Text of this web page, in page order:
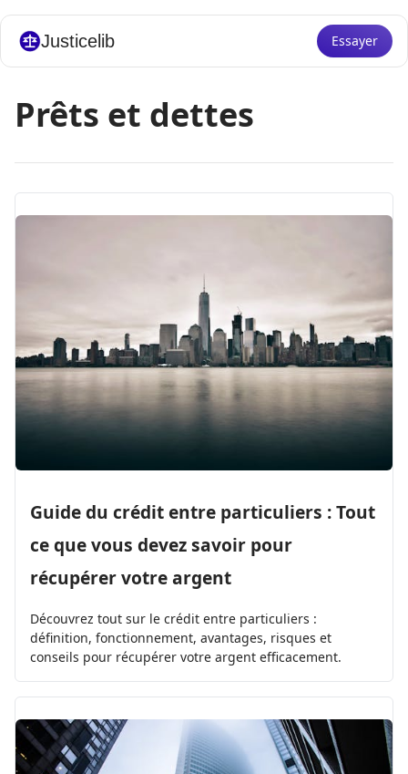
Justicelib Essayer
Prêts et dettes
Guide du crédit entre particuliers : Tout
ce que vous devez savoir pour
récupérer votre argent
Découvrez tout sur le crédit entre particuliers :
définition, fonctionnement, avantages, risques et
conseils pour récupérer votre argent efficacement.